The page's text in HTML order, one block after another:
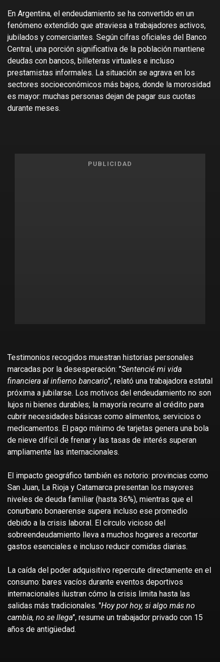
En Argentina, el endeudamiento se ha convertido en un
fenómeno extendido que atraviesa a trabajadores activos,
jubilados y comerciantes. Según cifras oficiales del Banco
Central, una porción significativa de la población mantiene
deudas con bancos, billeteras virtuales e incluso
prestamistas informales. La situación se agrava en los
sectores socioeconómicos más bajos, donde la morosidad
es mayor: muchas personas dejan de pagar sus cuotas
durante meses.
PUBLICIDAD
Testimonios recogidos muestran historias personales
marcadas por la desesperación: "Sentencié mi vida
financiera al infierno bancario", relató una trabajadora estatal
próxima a jubilarse. Los motivos del endeudamiento no son
lujos ni bienes durables; la mayoría recurre al crédito para
cubrir necesidades básicas como alimentos, servicios o
medicamentos. El pago mínimo de tarjetas genera una bola
de nieve difícil de frenar y las tasas de interés superan
ampliamente las internacionales.
El impacto geográfico también es notorio: provincias como
San Juan, La Rioja y Catamarca presentan los mayores
niveles de deuda familiar (hasta 36%), mientras que el
conurbano bonaerense supera incluso ese promedio
debido a la crisis laboral. El círculo vicioso del
sobreendeudamiento lleva a muchos hogares a recortar
gastos esenciales e incluso reducir comidas diarias.
La caída del poder adquisitivo repercute directamente en el
consumo: bares vacíos durante eventos deportivos
internacionales ilustran cómo la crisis limita hasta las
salidas más tradicionales. "Hoy por hoy, si algo más no
cambia, no se llega", resume un trabajador privado con 15
años de antigüedad.